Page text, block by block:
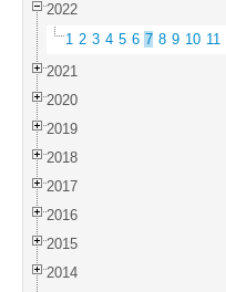
2022
1 2 3 4 5 6 7 8 9 10 11
2021
2020
2019
2018
2017
2016
2015
2014